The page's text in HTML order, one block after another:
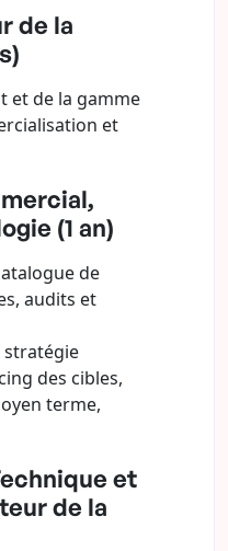
de la
et de la gamme
et
(1 an)
de
audits et
stratégie
des cibles,
terme,
et
de la